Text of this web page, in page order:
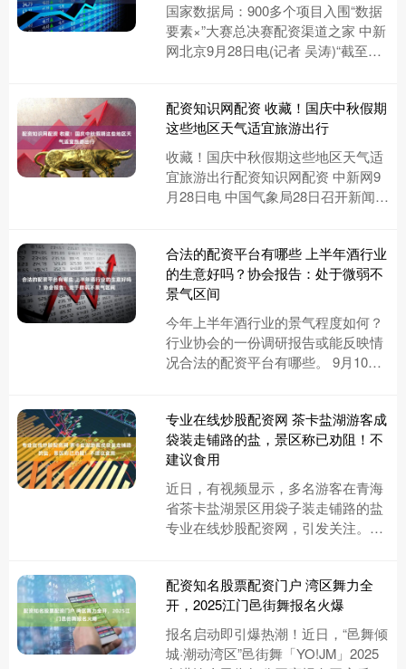
国家数据局：900多个项目入围“数据
要素×”大赛总决赛配资渠道之家 中新
网北京9月28日电(记者 吴涛)“截至目
配资知识网配资 收藏！国庆中秋假期
这些地区天气适宜旅游出行
收藏！国庆中秋假期这些地区天气适
宜旅游出行配资知识网配资 中新网9
月28日电 中国气象局28日召开新闻发
合法的配资平台有哪些 上半年酒行业
的生意好吗？协会报告：处于微弱不
景气区间
今年上半年酒行业的景气程度如何？
行业协会的一份调研报告或能反映情
况合法的配资平台有哪些。 9月10
专业在线炒股配资网 茶卡盐湖游客成
袋装走铺路的盐，景区称已劝阻！不
建议食用
近日，有视频显示，多名游客在青海
省茶卡盐湖景区用袋子装走铺路的盐
专业在线炒股配资网，引发关注。9
配资知名股票配资门户 湾区舞力全
开，2025江门邑街舞报名火爆
报名启动即引爆热潮！近日，“邑舞倾
城·潮动湾区”邑街舞「YO!JM」2025